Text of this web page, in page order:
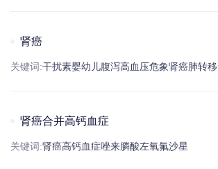
肾癌
关键词:干扰素婴幼儿腹泻高血压危象肾癌肺转移
肾癌合并高钙血症
关键词:肾癌高钙 血症唑来膦酸左氧氟沙星